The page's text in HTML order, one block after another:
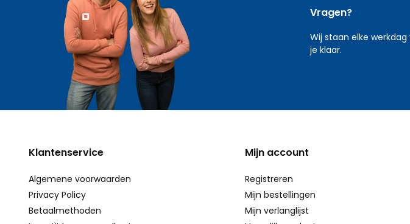
Vragen?
Wij staan elke
je klaar.
Klantenservice
Algemene voorwaarden
Privacy Policy
Betaalmethoden
Mijn account
Registreren
Mijn bestellingen
Mijn verlanglijst